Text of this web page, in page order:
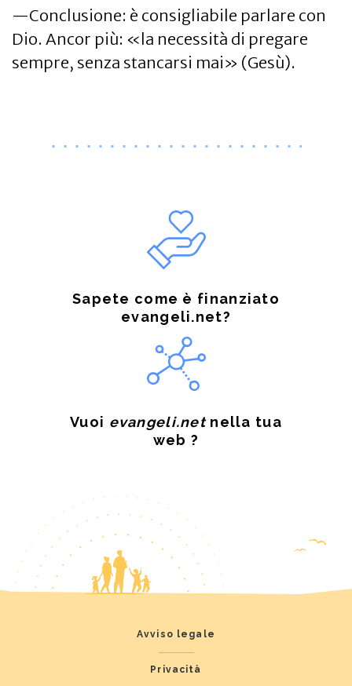
—Conclusione: è consigliabile parlare con
Dio. Ancor più: «la necessità di pregare
sempre, senza stancarsi mai» (Gesù).
Sapete come è finanziato
evangeli.net?
Vuoi evangeli.netnella tua
web ?
Avviso legale
Privacità